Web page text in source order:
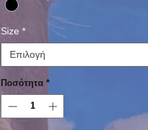
Size *
Επιλογή
Ποσότητα *